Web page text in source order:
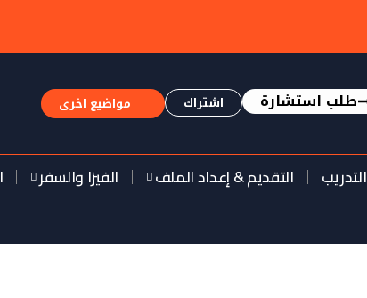
طلب استشارة اشتراك مواضيع اخرى
التقديم & إعداد الملف الفيزا والسفر